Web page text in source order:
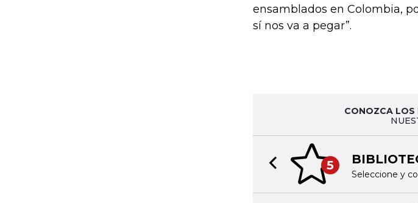
ensamblados en Colombia,
sí nos va a pegar”.
CONOZCA LOS
5
Seleccione y
Previous slide